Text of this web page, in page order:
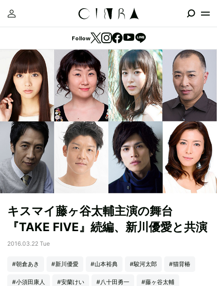
Follow
キスマイ藤ヶ谷太輔主演の舞台
『TAKE FIVE』続編、新川優愛と共演
2016.03.22 Tue
#朝倉あき #新川優愛 #山本裕典 #駿河太郎 #猫背椿
#小須田康人 #安蘭けい #八十田勇一 #藤ヶ谷太輔